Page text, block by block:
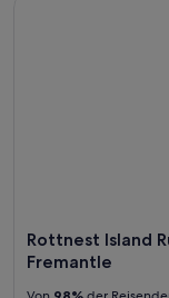
Rottnest Island
Fremantle
98%